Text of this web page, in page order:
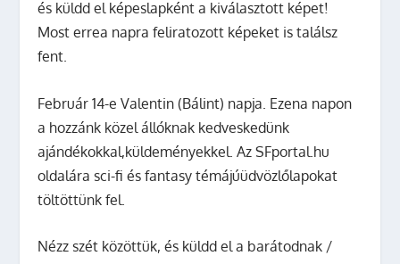
és küldd el képeslapként a kiválasztott képet!
Most errea napra feliratozott képeket is találsz
fent.
Február 14-e Valentin (Bálint) napja. Ezena napon
a hozzánk közel állóknak kedveskedünk
ajándékokkal,küldeményekkel. Az SFportal.hu
oldalára sci-fi és fantasy témájúüdvözlőlapokat
töltöttünk fel.
Nézz szét közöttük, és küldd el a barátodnak /